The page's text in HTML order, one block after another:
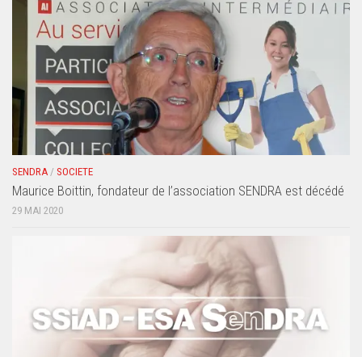
SENDRA / SOCIETE
Maurice Boittin, fondateur de l’association SENDRA est décédé
29 MAI 2020